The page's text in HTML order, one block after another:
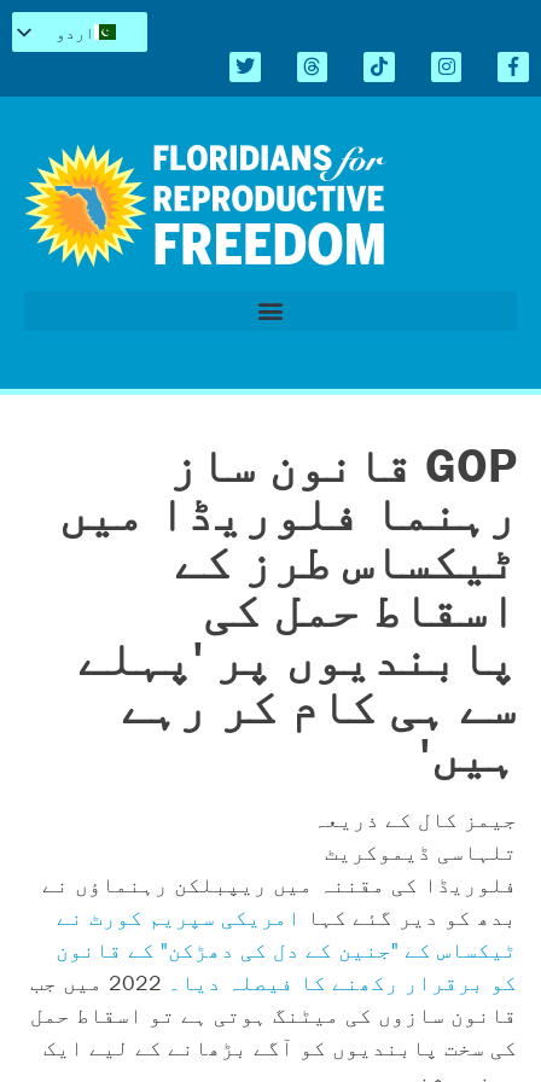
اردو
Español
简体中文
Tiếng Việt
العربية
GOP قانون ساز
رہنما فلوریڈا میں
ٹیکساس طرز کے
اسقاط حمل کی
پابندیوں پر 'پہلے
سے ہی کام کر رہے
ہیں'
جیمز کال کے ذریعہ
تلہاسی ڈیموکریٹ
فلوریڈا کی مقننہ میں ریپبلکن رہنماؤں نے
بدھ کو دیر گئے کہا
امریکی سپریم کورٹ نے
ٹیکساس کے "جنین کے دل کی دھڑکن" کے قانون
کو برقرار رکھنے کا فیصلہ دیا۔
2022 میں جب
قانون سازوں کی میٹنگ ہوتی ہے تو اسقاط حمل
کی سخت پابندیوں کو آگے بڑھانے کے لیے ایک